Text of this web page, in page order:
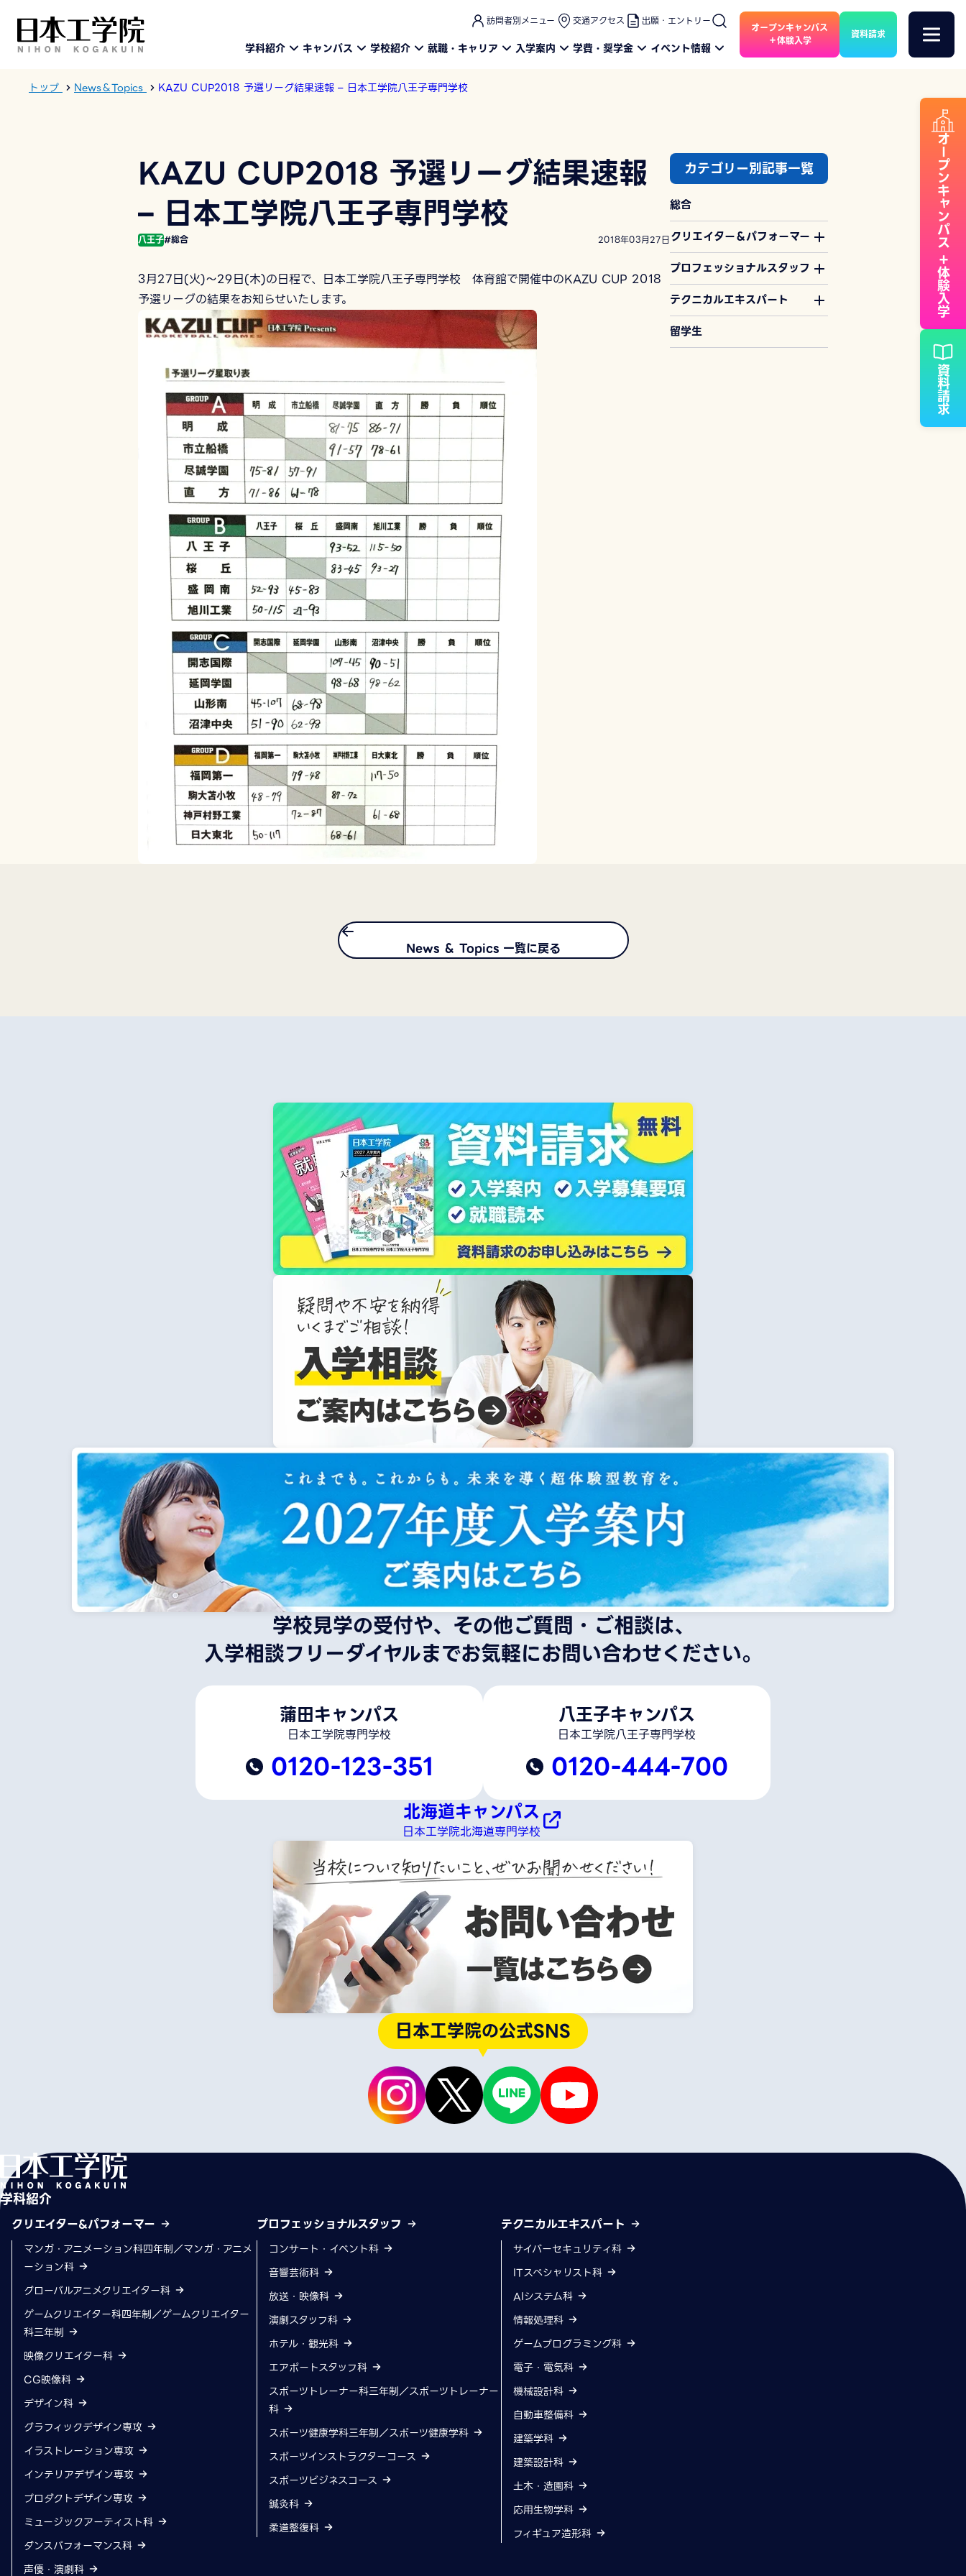
このページの本文へ
訪問者別メニュー 交通アクセス 出願・エントリー
学科紹介 キャンパス 学校紹介 就職・キャリア 入学案内 学費・奨学金 イベント情報
オープンキャンパス
＋体験入学
資料請求
トップ News＆Topics KAZU CUP2018 予選リーグ結果速報 – 日本工学院八王子専門学校
KAZU CUP2018 予選リーグ結果速報
– 日本工学院八王子専門学校
八王子#総合 2018年03月27日
3月27日(火)～29日(木)の日程で、日本工学院八王子専門学校 体育館で開催中のKAZU CUP 2018
予選リーグの結果をお知らせいたします。
カテゴリー別記事一覧
総合
クリエイター＆パフォーマー
プロフェッショナルスタッフ
テクニカルエキスパート
留学生
News ＆ Topics 一覧に戻る
オープンキャンパス
＋体験入学
資料請求
学校見学の受付や、その他ご質問・ご相談は、
入学相談フリーダイヤルまでお気軽にお問い合わせください。
蒲田キャンパス
日本工学院専門学校
0120-123-351
八王子キャンパス
日本工学院八王子専門学校
0120-444-700
北海道キャンパス
日本工学院北海道専門学校
日本工学院の公式SNS
学科紹介
クリエイター&パフォーマー
マンガ・アニメーション科四年制／マンガ・アニメ
ーション科
グローバルアニメクリエイター科
ゲームクリエイター科四年制／ゲームクリエイター
科三年制
映像クリエイター科
CG映像科
デザイン科
グラフィックデザイン専攻
イラストレーション専攻
インテリアデザイン専攻
プロダクトデザイン専攻
ミュージックアーティスト科
ダンスパフォーマンス科
声優・演劇科
プロフェッショナルスタッフ
コンサート・イベント科
音響芸術科
放送・映像科
演劇スタッフ科
ホテル・観光科
エアポートスタッフ科
スポーツトレーナー科三年制／スポーツトレーナー
科
スポーツ健康学科三年制／スポーツ健康学科
スポーツインストラクターコース
スポーツビジネスコース
鍼灸科
柔道整復科
テクニカルエキスパート
サイバーセキュリティ科
ITスペシャリスト科
AIシステム科
情報処理科
ゲームプログラミング科
電子・電気科
機械設計科
自動車整備科
建築学科
建築設計科
土木・造園科
応用生物学科
フィギュア造形科